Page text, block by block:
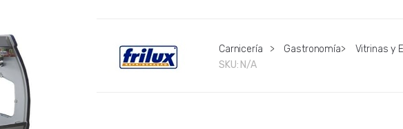
Carnicería > Gastronomía>
Vitrinas y
SKU: N/A